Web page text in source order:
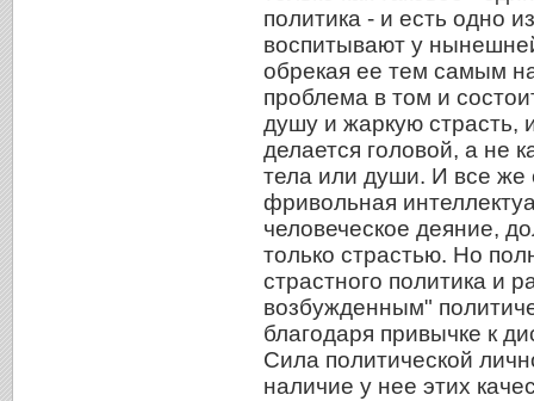
политика - и есть одно
воспитывают у
обрекая ее тем самым
проблема в том и
душу и жаркую страсть,
делается головой, а не
тела или души. И все же
фривольная
человеческое деяние,
только страстью. Но
страстного политика и
возбужденным"
благодаря привычке к
Сила политической
наличие у нее этих